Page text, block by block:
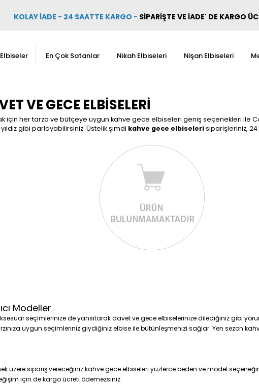
KOLAY İADE - 24 SAATTE KARGO - SİPARİŞTE VE İADE' DE KARGO
En Çok Satanlar Nikah Elbiseleri Nişan Elbiseleri
VE GECE ELBISELERI
için her tarza ve bütçeye uygun kahve gece elbiseleri geniş seçenekleri ile
gibi parlayabilirsiniz. Üstelik şimdi kahve gece elbiselerisiparişleriniz, 24
Modeller
seçimlerinize de yansıtarak davet ve gece elbiselerinize dilediğiniz gibi
uygun seçimleriniz giydiğiniz elbise ile bütünleşmenizi sağlar. Yen sezon
üzere sipariş vereceğiniz kahve gece elbiseleri yüzlerce beden ve model
için de kargo ücreti ödemezsiniz.